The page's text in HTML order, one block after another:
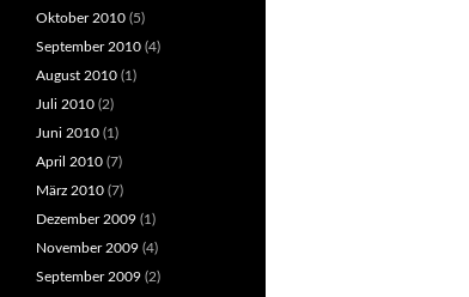
Oktober 2010 (5)
September 2010 (4)
August 2010 (1)
Juli 2010 (2)
Juni 2010 (1)
April 2010 (7)
März 2010 (7)
Dezember 2009 (1)
November 2009 (4)
September 2009 (2)